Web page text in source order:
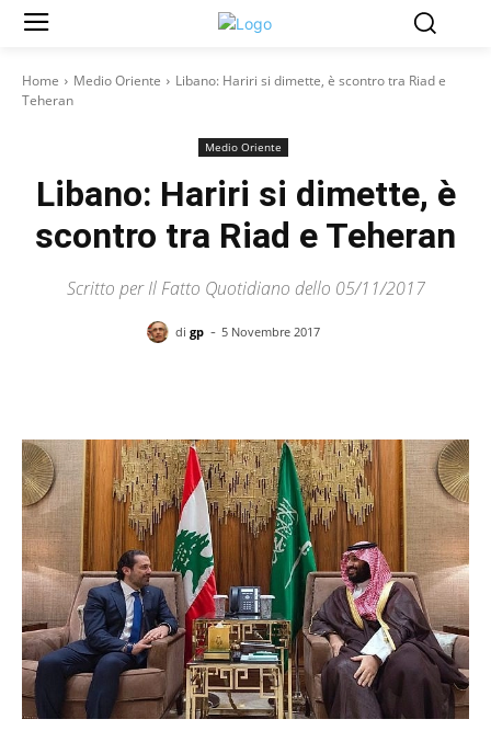
Home Medio Oriente
Libano: Hariri si dimette, è scontro tra Riad e
Teheran
Medio Oriente
Libano: Hariri si dimette, è
scontro tra Riad e Teheran
Scritto per Il Fatto Quotidiano dello 05/11/2017
di gp - 5 Novembre 2017